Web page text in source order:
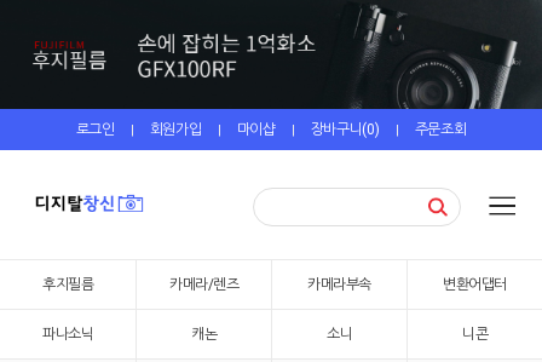
로그인 | 회원가입 | 마이샵 | 장바구니(0) | 주문조회
후지필름 카메라/렌즈 카메라부속 변환어댑터
파나소닉 캐논 소니 니콘